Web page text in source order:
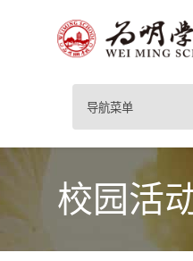
导航菜单
校园活